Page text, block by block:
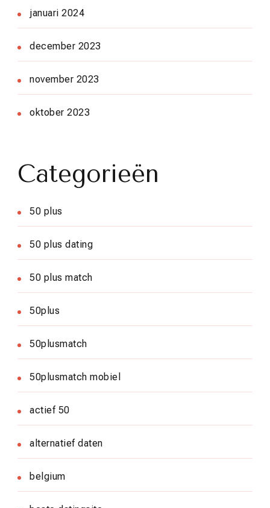
januari 2024
december 2023
november 2023
oktober 2023
Categorieën
50 plus
50 plus dating
50 plus match
50plus
50plusmatch
50plusmatch mobiel
actief 50
alternatief daten
belgium